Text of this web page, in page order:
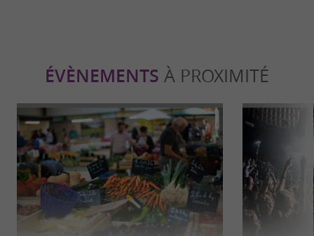
ÉVÈNEMENTS À PROXIMITÉ